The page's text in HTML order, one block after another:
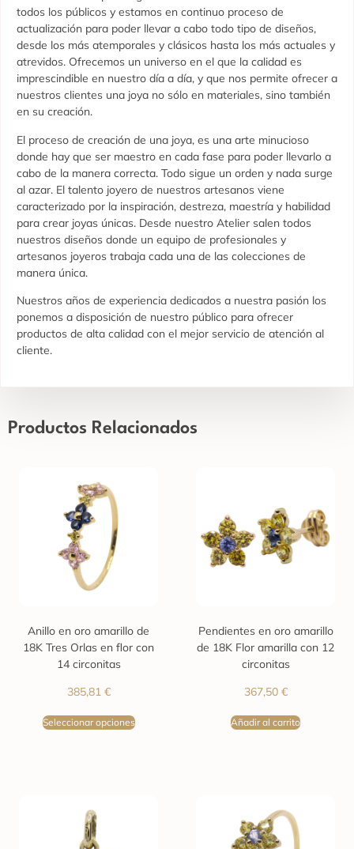
todos los públicos y estamos en continuo proceso de
actualización para poder llevar a cabo todo tipo de diseños,
desde los más atemporales y clásicos hasta los más actuales y
atrevidos. Ofrecemos un universo en el que la calidad es
imprescindible en nuestro día a día, y que nos permite ofrecer a
nuestros clientes una joya no sólo en materiales, sino también
en su creación.
El proceso de creación de una joya, es una arte minucioso
donde hay que ser maestro en cada fase para poder llevarlo a
cabo de la manera correcta. Todo sigue un orden y nada surge
al azar. El talento joyero de nuestros artesanos viene
caracterizado por la inspiración, destreza, maestría y habilidad
para crear joyas únicas. Desde nuestro Atelier salen todos
nuestros diseños donde un equipo de profesionales y
artesanos joyeros trabaja cada una de las colecciones de
manera única.
Nuestros años de experiencia dedicados a nuestra pasión los
ponemos a disposición de nuestro público para ofrecer
productos de alta calidad con el mejor servicio de atención al
cliente.
Productos Relacionados
Anillo en oro amarillo de
18K Tres Orlas en flor con
14 circonitas
385,81 €
Seleccionar opciones
Pendientes en oro amarillo
de 18K Flor amarilla con 12
circonitas
367,50 €
Añadir al carrito